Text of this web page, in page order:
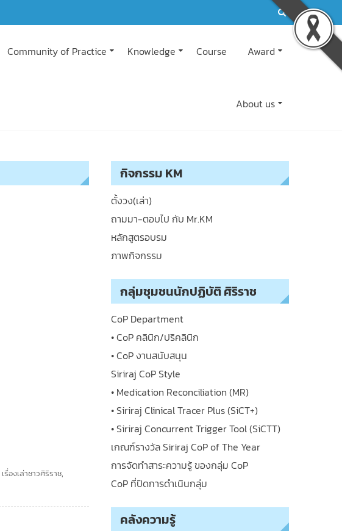
Community of Practice Knowledge Course Award
About us
เรื่องเล่าชาวศิริราช,
กิจกรรม KM
ตั้งวง(เล่า)
ถามมา-ตอบไป กับ Mr.KM
หลักสูตรอบรม
ภาพกิจกรรม
กลุ่มชุมชนนักปฏิบัติ ศิริราช
CoP Department
• CoP คลินิก/ปริคลินิก
• CoP งานสนับสนุน
Siriraj CoP Style
• Medication Reconciliation (MR)
• Siriraj Clinical Tracer Plus (SiCT+)
• Siriraj Concurrent Trigger Tool (SiCTT)
เกณฑ์รางวัล Siriraj CoP of The Year
การจัดทำสาระความรู้ ของกลุ่ม CoP
CoP ที่ปิดการดำเนินกลุ่ม
คลังความรู้